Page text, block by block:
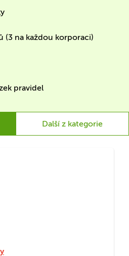
(3 na každou korporaci)
pravidel
Další z kategorie